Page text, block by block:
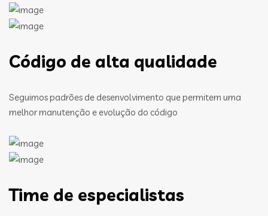
Código de alta qualidade
Seguimos padrões de desenvolvimento que permitem uma
melhor manutenção e evolução do código
Time de especialistas